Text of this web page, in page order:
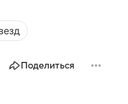
Поделиться